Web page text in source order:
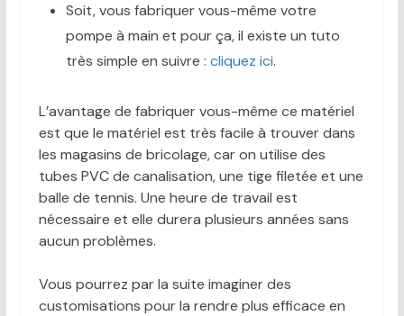
Soit, vous fabriquer vous-même votre
pompe à main et pour ça, il existe un tuto
très simple en suivre : cliquez ici.
L’avantage de fabriquer vous-même ce matériel
est que le matériel est très facile à trouver dans
les magasins de bricolage, car on utilise des
tubes PVC de canalisation, une tige filetée et une
balle de tennis. Une heure de travail est
nécessaire et elle durera plusieurs années sans
aucun problèmes.
Vous pourrez par la suite imaginer des
customisations pour la rendre plus efficace en